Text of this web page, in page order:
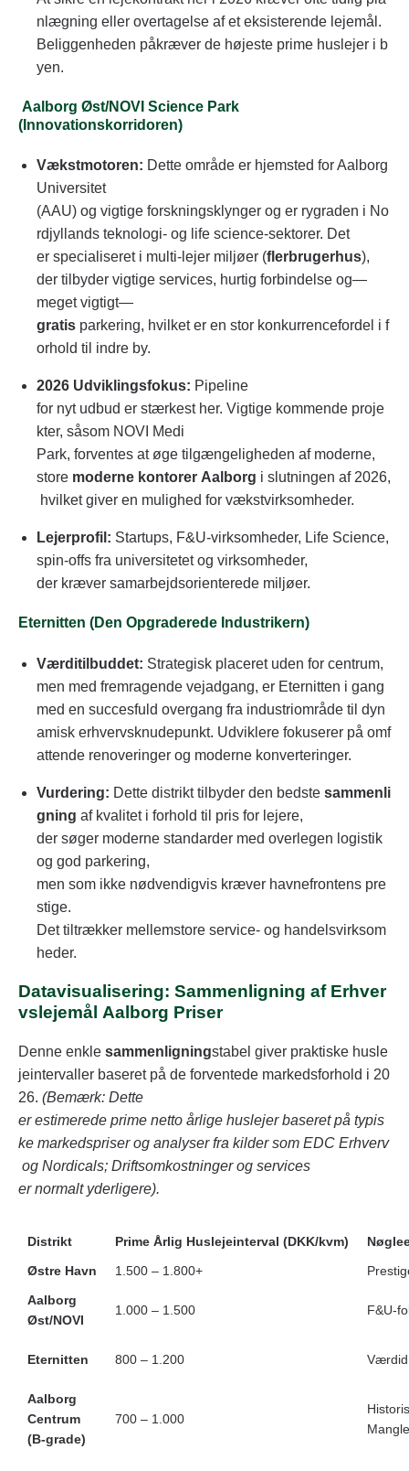
nlægning eller overtagelse af et eksisterende lejemål.
Beliggenheden påkræver de højeste prime huslejer i b
yen.
Aalborg Øst/NOVI Science Park
(Innovationskorridoren)
Vækstmotoren: Dette område er hjemsted for Aalborg
Universitet
(AAU) og vigtige forskningsklynger og er rygraden i No
rdjyllands teknologi- og life science-sektorer. Det
er specialiseret i multi-lejer miljøer (flerbrugerhus),
der tilbyder vigtige services, hurtig forbindelse og—
meget vigtigt—
gratis parkering, hvilket er en stor konkurrencefordel i f
orhold til indre by.
2026 Udviklingsfokus: Pipeline
for nyt udbud er stærkest her. Vigtige kommende proje
kter, såsom NOVI Medi
Park, forventes at øge tilgængeligheden af moderne,
store moderne kontorer Aalborg i slutningen af 2026,
hvilket giver en mulighed for vækstvirksomheder.
Lejerprofil: Startups, F&U-virksomheder, Life Science,
spin-offs fra universitetet og virksomheder,
der kræver samarbejdsorienterede miljøer.
Eternitten (Den Opgraderede Industrikern)
Værditilbuddet: Strategisk placeret uden for centrum,
men med fremragende vejadgang, er Eternitten i gang
med en succesfuld overgang fra industriområde til dyn
amisk erhvervsknudepunkt. Udviklere fokuserer på omf
attende renoveringer og moderne konverteringer.
Vurdering: Dette distrikt tilbyder den bedste sammenli
gning af kvalitet i forhold til pris for lejere,
der søger moderne standarder med overlegen logistik
og god parkering,
men som ikke nødvendigvis kræver havnefrontens pre
stige.
Det tiltrækker mellemstore service- og handelsvirksom
heder.
Datavisualisering: Sammenligning af Erhver
vslejemål Aalborg Priser
Denne enkle sammenligningstabel giver praktiske husle
jeintervaller baseret på de forventede markedsforhold i 20
26. (Bemærk: Dette
er estimerede prime netto årlige huslejer baseret på typis
ke markedspriser og analyser fra kilder som EDC Erhverv
og Nordicals; Driftsomkostninger og services
er normalt yderligere).
Distrikt Prime Årlig Huslejeinterval (DKK/kvm)
Østre Havn
1.500 – 1.800+
Aalborg
Øst/NOVI
1.000 – 1.500 F&U-
Eternitten 800 – 1.200
Aalborg
Centrum
(B-grade)
700 – 1.000